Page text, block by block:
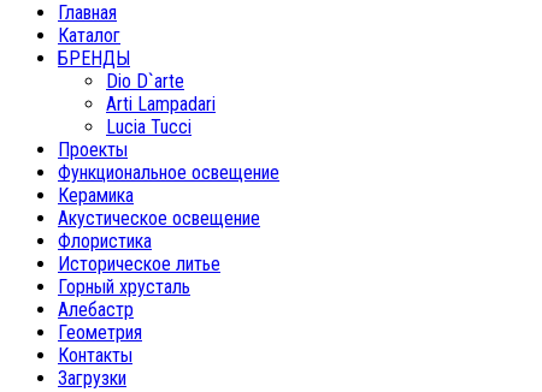
Главная
Каталог
БРЕНДЫ
Dio D`arte
Arti Lampadari
Lucia Tucci
Проекты
Функциональное освещение
Керамика
Акустическое освещение
Флористика
Историческое литье
Горный хрусталь
Алебастр
Геометрия
Контакты
Загрузки